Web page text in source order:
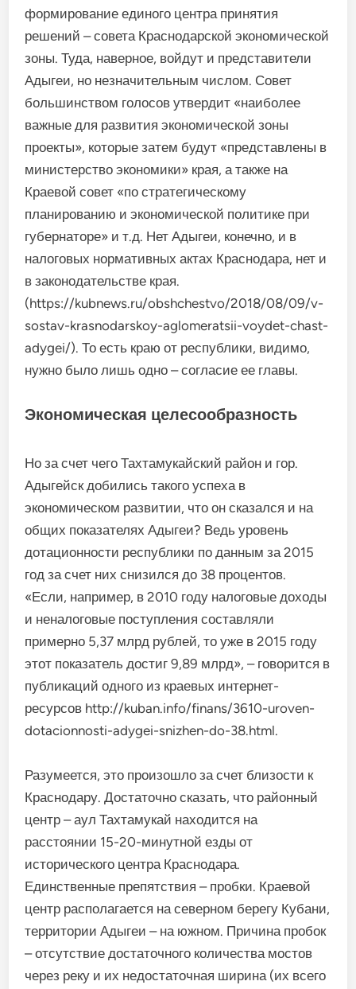
формирование единого центра принятия
решений – совета Краснодарской экономической
зоны. Туда, наверное, войдут и представители
Адыгеи, но незначительным числом. Совет
большинством голосов утвердит «наиболее
важные для развития экономической зоны
проекты», которые затем будут «представлены в
министерство экономики» края, а также на
Краевой совет «по стратегическому
планированию и экономической политике при
губернаторе» и т.д. Нет Адыгеи, конечно, и в
налоговых нормативных актах Краснодара, нет и
в законодательстве края.
(https://kubnews.ru/obshchestvo/2018/08/09/v-
sostav-krasnodarskoy-aglomeratsii-voydet-chast-
adygei/). То есть краю от республики, видимо,
нужно было лишь одно – согласие ее главы.
Экономическая целесообразность
Но за счет чего Тахтамукайский район и гор.
Адыгейск добились такого успеха в
экономическом развитии, что он сказался и на
общих показателях Адыгеи? Ведь уровень
дотационности республики по данным за 2015
год за счет них снизился до 38 процентов.
«Если, например, в 2010 году налоговые доходы
и неналоговые поступления составляли
примерно 5,37 млрд рублей, то уже в 2015 году
этот показатель достиг 9,89 млрд», – говорится в
публикаций одного из краевых интернет-
ресурсов http://kuban.info/finans/3610-uroven-
dotacionnosti-adygei-snizhen-do-38.html.
Разумеется, это произошло за счет близости к
Краснодару. Достаточно сказать, что районный
центр – аул Тахтамукай находится на
расстоянии 15-20-минутной езды от
исторического центра Краснодара.
Единственные препятствия – пробки. Краевой
центр располагается на северном берегу Кубани,
территории Адыгеи – на южном. Причина пробок
– отсутствие достаточного количества мостов
через реку и их недостаточная ширина (их всего